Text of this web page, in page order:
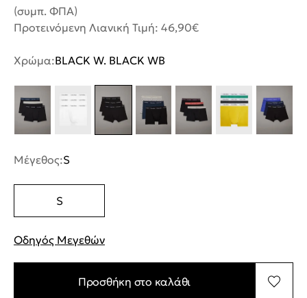
(συμπ. ΦΠΑ)
Προτεινόμενη Λιανική Τιμή: 46,90€
Χρώμα:BLACK W. BLACK WB
Μέγεθος:S
S
Οδηγός Μεγεθών
Προσθήκη στο καλάθι